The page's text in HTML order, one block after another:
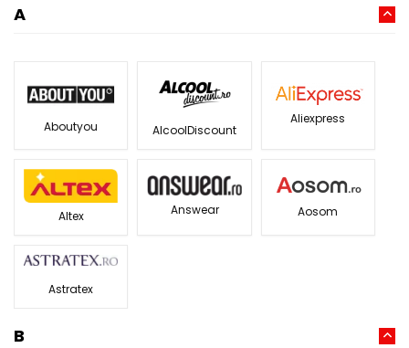
A
Aboutyou AlcoolDiscount
Aliexpress
Altex Answear Aosom
Astratex
B